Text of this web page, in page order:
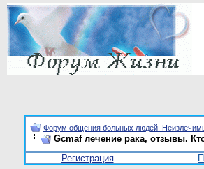
Форум общения больных людей.
Gcmaf лечение рака, отзывы.
Регистрация